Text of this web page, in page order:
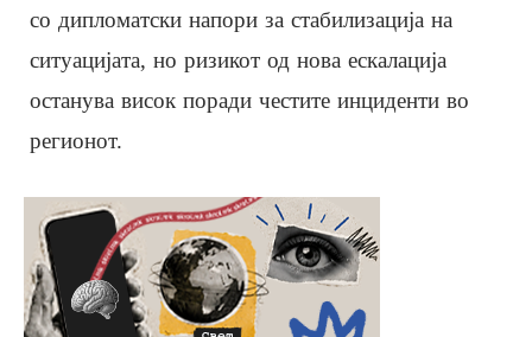
со дипломатски напори за стабилизација на
ситуацијата, но ризикот од нова ескалација
останува висок поради честите инциденти во
регионот.